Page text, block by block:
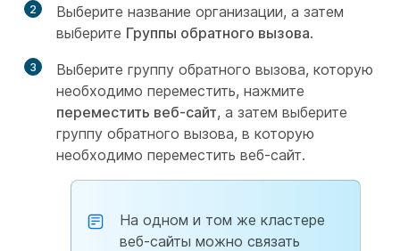
2
Выберите название организации, а затем
выберите Группы обратного вызова.
3
Выберите группу обратного вызова, которую
необходимо переместить, нажмите
переместить веб-сайт, а затем выберите
группу обратного вызова, в которую
необходимо переместить веб-сайт.
На одном и том же кластере
веб-сайты можно связать